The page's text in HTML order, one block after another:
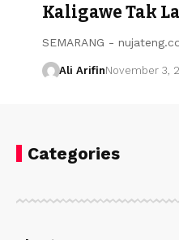
Kaligawe Tak
SEMARANG -
Ali ArifinNovember 3,
Categories